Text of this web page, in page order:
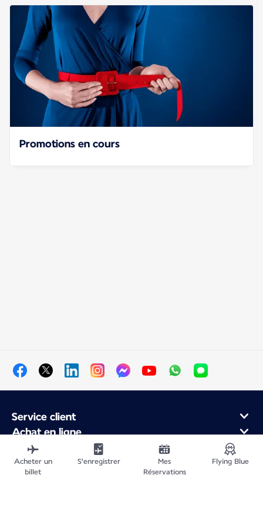
Promotions en cours
Service client
Achat en ligne
Programme de fidélité et partenaires
À propos d'Air France
Application Mobile Air France
Acheter un
billet
S'enregistrer
Mes
Réservations
Flying Blue